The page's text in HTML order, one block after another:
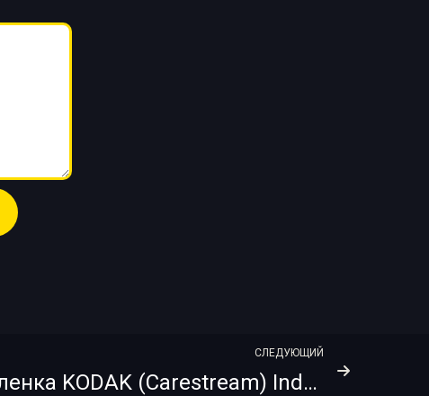
СЛЕДУЮЩИЙ
Рентгеновская пленка KODAK (Carestream) Industrex AA400 Pb Cp 10х40